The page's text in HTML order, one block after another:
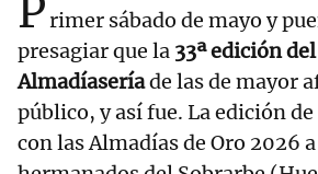
Primer sábado de mayo y
presagiar que la 33ª edición
Almadíaseríade las de mayor
público, y así fue. La edición
con las Almadías de Oro 2026